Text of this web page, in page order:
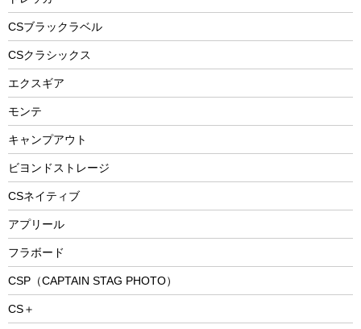
フードボトル
トレー
ランチョンマット
ランチボックス
ツール、他
アクセサリー
自転車ウェア
フローティングベスト
ヘルメット
エアーポンプ
ビーチテント
ウィンター
スノーシュー
防寒ウェア
トレッキング
トレッキングアクセサリー
プレイグッズ
ウェルネス
CSブラックラベル
CSクラシックス
エクスギア
モンテ
キャンプアウト
ビヨンドストレージ
CSネイティブ
アプリール
フラボード
CSP（CAPTAIN STAG PHOTO）
CS＋